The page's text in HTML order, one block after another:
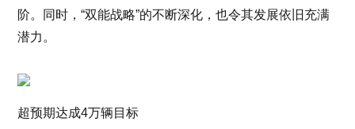
阶。同时，“双能战略”的不断深化，也令其发展依旧充满
潜力。
超预期达成4万辆目标